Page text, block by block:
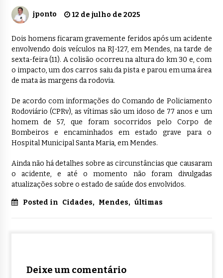
jponto 12 de julho de 2025
Dois homens ficaram gravemente feridos após um acidente
envolvendo dois veículos na RJ-127, em Mendes, na tarde de
sexta-feira (11). A colisão ocorreu na altura do km 30 e, com
o impacto, um dos carros saiu da pista e parou em uma área
de mata às margens da rodovia.
De acordo com informações do Comando de Policiamento
Rodoviário (CPRv), as vítimas são um idoso de 77 anos e um
homem de 57, que foram socorridos pelo Corpo de
Bombeiros e encaminhados em estado grave para o
Hospital Municipal Santa Maria, em Mendes.
Ainda não há detalhes sobre as circunstâncias que causaram
o acidente, e até o momento não foram divulgadas
atualizações sobre o estado de saúde dos envolvidos.
Posted in Cidades, Mendes, últimas
Deixe um comentário